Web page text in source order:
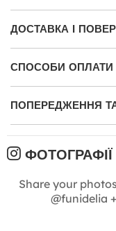
ДОСТАВКА І
СПОСОБИ ОПЛАТИ
ПОПЕРЕДЖЕННЯ
ФОТОГРАФІЇ
Share your
@funidelia +